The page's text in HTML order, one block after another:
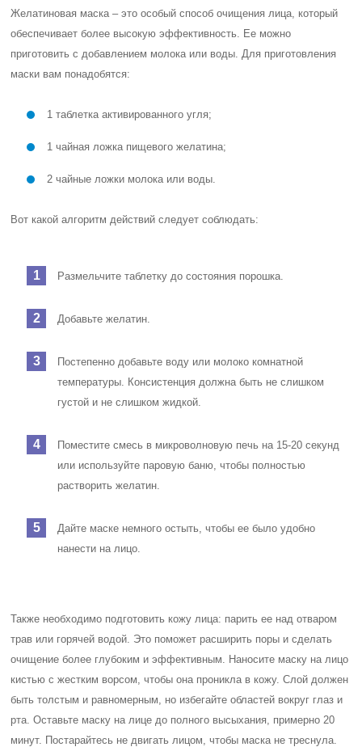
Желатиновая маска – это особый способ очищения лица, который
обеспечивает более высокую эффективность. Ее можно
приготовить с добавлением молока или воды. Для приготовления
маски вам понадобятся:
1 таблетка активированного угля;
1 чайная ложка пищевого желатина;
2 чайные ложки молока или воды.
Вот какой алгоритм действий следует соблюдать:
Размельчите таблетку до состояния порошка.
Добавьте желатин.
Постепенно добавьте воду или молоко комнатной
температуры. Консистенция должна быть не слишком
густой и не слишком жидкой.
Поместите смесь в микроволновую печь на 15-20 секунд
или используйте паровую баню, чтобы полностью
растворить желатин.
Дайте маске немного остыть, чтобы ее было удобно
нанести на лицо.
Также необходимо подготовить кожу лица: парить ее над отваром
трав или горячей водой. Это поможет расширить поры и сделать
очищение более глубоким и эффективным. Наносите маску на лицо
кистью с жестким ворсом, чтобы она проникла в кожу. Слой должен
быть толстым и равномерным, но избегайте областей вокруг глаз и
рта. Оставьте маску на лице до полного высыхания, примерно 20
минут. Постарайтесь не двигать лицом, чтобы маска не треснула.